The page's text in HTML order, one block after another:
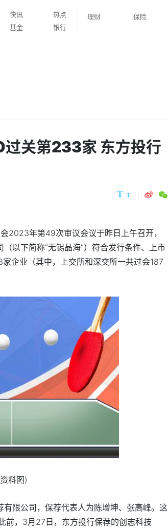
快讯
热点
基金 银行
理财 保险
过关第233家 东方投行
2023年第49次审议会议于昨日上午召开，
以下简称“无锡晶海”）符合发行条件、上市
企业（其中，上交所和深交所一共过会187
料图)
限公司，保荐代表人为陈增坤、张高峰。这
前，3月27日，东方投行保荐的创志科技